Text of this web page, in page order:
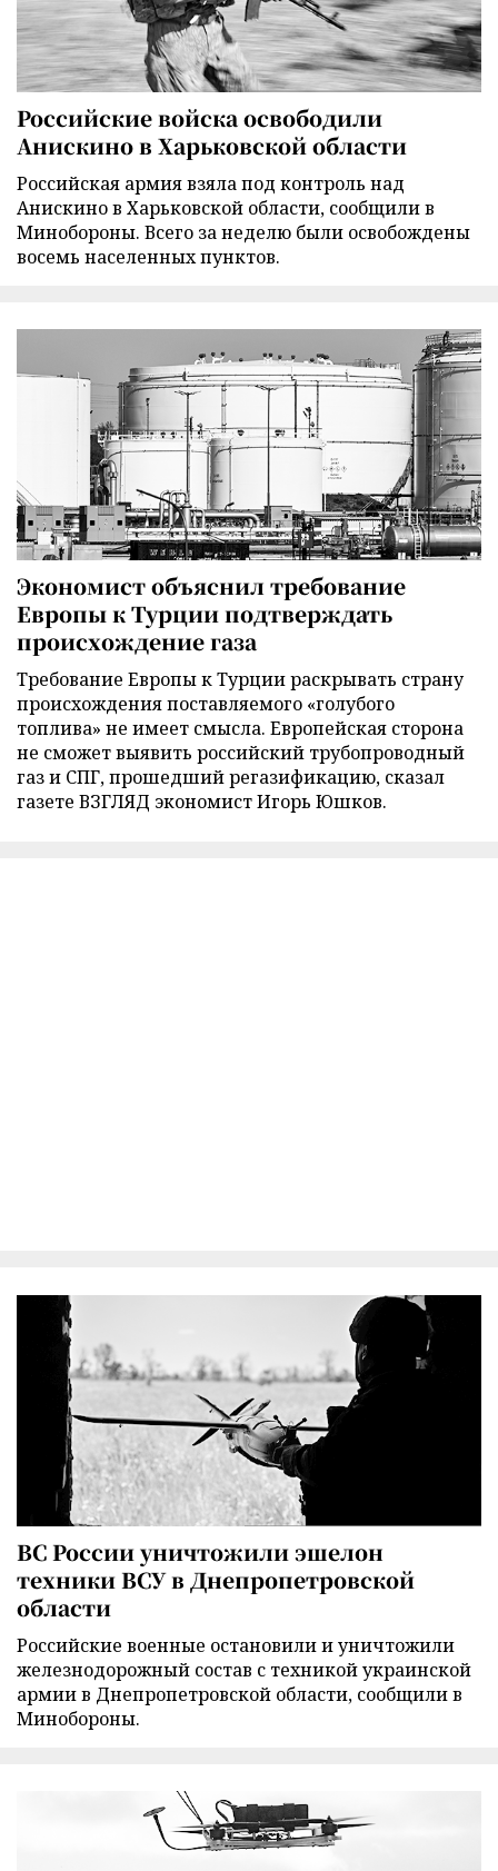
Российские войска освободили
Анискино в Харьковской области
Российская армия взяла под контроль над
Анискино в Харьковской области, сообщили в
Минобороны. Всего за неделю были освобождены
восемь населенных пунктов.
Экономист объяснил требование
Европы к Турции подтверждать
происхождение газа
Требование Европы к Турции раскрывать страну
происхождения поставляемого «голубого
топлива» не имеет смысла. Европейская сторона
не сможет выявить российский трубопроводный
газ и СПГ, прошедший регазификацию, сказал
газете ВЗГЛЯД экономист Игорь Юшков.
ВС России уничтожили эшелон
техники ВСУ в Днепропетровской
области
Российские военные остановили и уничтожили
железнодорожный состав с техникой украинской
армии в Днепропетровской области, сообщили в
Минобороны.